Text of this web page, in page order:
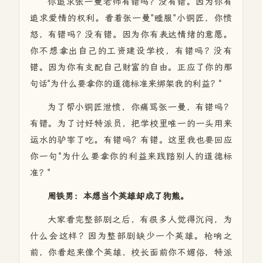
追求爱情的权利。看着张一曼"睡服"小铜匠，你愤
怒，有错吗？没有错。因为你有表达情绪的意愿。
你不想拿出自己的工资建设学校，有错吗？没有
错。因为你有支配自己财富的自由。正应了你的那
句话"为什么要拿你的道德标准来绑架我的利益？"
为了帮小铜匠泄愤，你痛骂张一曼，有错吗？
有错。为了讨好特派员，把学校里唯一的一头用来
运水的驴宰了吃。有错吗？有错。这里我也要回应
你一句"为什么要拿你的利益来践踏别人的道德标
准？"
周铁男：本想当个英雄却成了狗熊。
大家看完整部剧之后，有很多人觉得沉闷，为
什么会这样？因为整部剧缺少一个英雄。枪响之
前，你看起来像个英雄，校长面前你不媚俗，特派